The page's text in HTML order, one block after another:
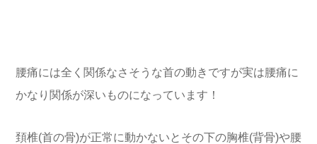
腰痛には全く関係なさそうな首の動き ですが実は腰痛に
かなり関係が深い ものになっています！
頚椎(首の骨)が正常に動かないと その下の胸椎(背骨)や腰